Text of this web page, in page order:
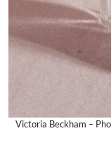
Victoria Beckham –